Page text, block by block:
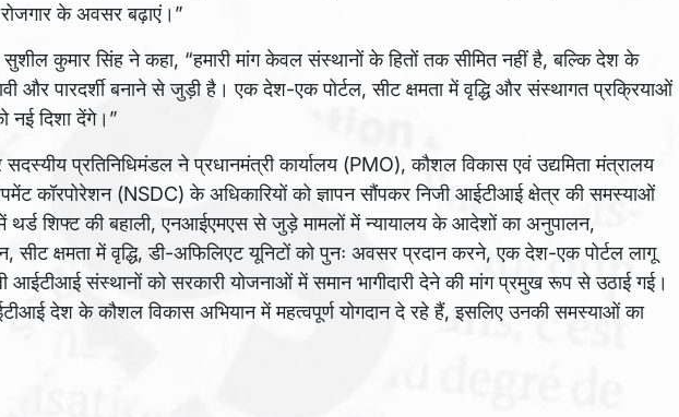
के अवसर बढ़ाएं।”
सुशील कुमार सिंह ने कहा, “हमारी मांग केवल संस्थानों के हितों तक सीमित नहीं है, बल्कि देश के
और पारदर्शी बनाने से जुड़ी है। एक देश-एक पोर्टल, सीट क्षमता में वृद्धि और संस्थागत प्रक्रियाओं
दिशा देंगे।”
प्रतिनिधिमंडल ने प्रधानमंत्री कार्यालय (PMO), कौशल विकास एवं उद्यमिता मंत्रालय
कॉरपोरेशन (NSDC) के अधिकारियों को ज्ञापन सौंपकर निजी आईटीआई क्षेत्र की समस्याओं
थर्ड शिफ्ट की बहाली, एनआईएमएस से जुड़े मामलों में न्यायालय के आदेशों का अनुपालन,
सीट क्षमता में वृद्धि, डी-अफिलिएट यूनिटों को पुनः अवसर प्रदान करने, एक देश-एक पोर्टल लागू
संस्थानों को सरकारी योजनाओं में समान भागीदारी देने की मांग प्रमुख रूप से उठाई गई।
देश के कौशल विकास अभियान में महत्वपूर्ण योगदान दे रहे हैं, इसलिए उनकी समस्याओं का